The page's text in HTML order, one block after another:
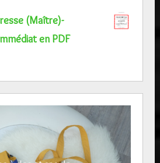
(Maître)-
en PDF